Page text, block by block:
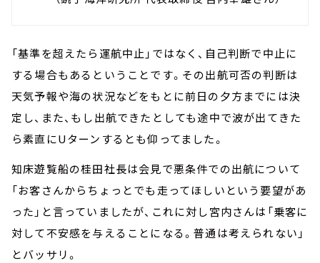
「基準を超えたら運航中止」ではなく、自己判断で中止に
する場合もあるということです。その出航可否の判断は
天気予報や海の状況などをもとに前日の夕方までには決
定し、また、もし出航できたとしても途中で波が出てきた
ら素直にUターンするとも仰ってました。
知床遊覧船の桂田社長は会見で悪条件での出航について
「お客さんからちょっとでも走ってほしいという要望があ
った」と言っていましたが、これに対し宮内さんは「乗客に
対して不安感を与えることになる。普通は考えられない」
とバッサリ。